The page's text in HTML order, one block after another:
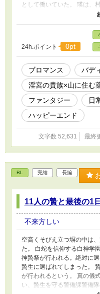
として働いていた。 瑛は、
書きができ、仕事も分け隔
救ってくれた織に対し好意
い」と伝えるが、織は首を
けない、妻になれないと頑
織のことを話すと、数年後
「村娘を第五夫人に入れる
とを後悔の念に駆られ、悲
く成長した織だが、なんと
する。 激怒した第一夫人は
は必死に守ろうとし……。
24h.ポイント 0pt
ブロマンス バデ
淫宮の貴族×山に住む
ファンタジー
日
ハッピーエンド
文字数 52,631 最終
BL 完結 長編
11人の贄と最後の1
不来方しい
空高くそびえ立つ塀の中は
た。 白蛇を信仰する白神学
神贄祭が行われる。絶対に
贄生に選ばれてしまった。
が行われるという。 真の儀
い、贄生を守る警備課警備